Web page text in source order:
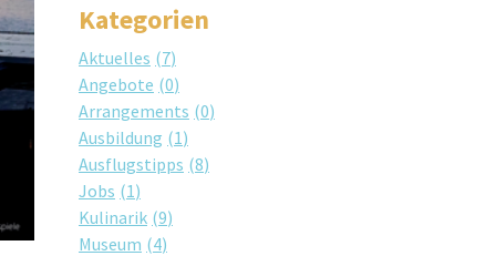
Kategorien
Aktuelles 7
Angebote 0
Arrangements 0
Ausbildung 1
Ausflugstipps 8
Jobs 1
Kulinarik 9
Museum 4